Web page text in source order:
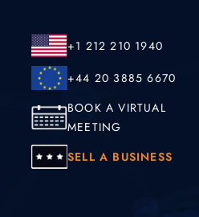
+1 212 210 1940
+44 20 3885 6670
BOOK A VIRTUAL
MEETING
SELL A BUSINESS